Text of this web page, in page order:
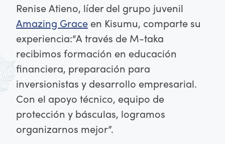
Renise Atieno, líder del grupo juvenil
Amazing Grace en Kisumu, comparte su
experiencia:“A través de M-taka
recibimos formación en educación
financiera, preparación para
inversionistas y desarrollo empresarial.
Con el apoyo técnico, equipo de
protección y básculas, logramos
organizarnos mejor”.